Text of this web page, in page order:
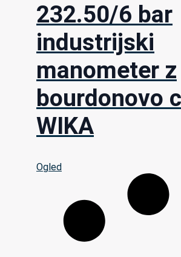
232.50/6 bar
industrijski
manometer z
bourdonovo
WIKA
Ogled